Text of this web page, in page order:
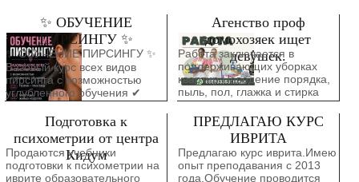
✨ ОБУЧЕНИЕ
ПИРСИНГУ ✨
✨ ОБУЧЕНИЕ ПИРСИНГУ ✨
Базовый курс всех видов
пирсинга с возможностью
углубленного обучения ✔
Теория + практика ✔ Работа
на живых моделях ✔
Поддержка во время
обучения ✔ По окончании
выдается диплом
Агенство проф
домохозяек ищет
девушек.
Работа заключается в
поддерживающих уборках
квартир Наведение порядка,
пыль, пол, глажка и стирка
Подходит девушкам, можно
без опыта Оплата наличными
каждую неделю Города
Ришон или Бат ям Пишите
вотсап , Миша.
Подготовка к
психометрии от центра
Кидум
Продаются учебники
подготовки к психометрии на
иврите образовательного
ПРЕДЛАГАЮ КУРС
ИВРИТА
Предлагаю курс иврита.Имею
опыт преподавания с 2013
года.Обучение проводится